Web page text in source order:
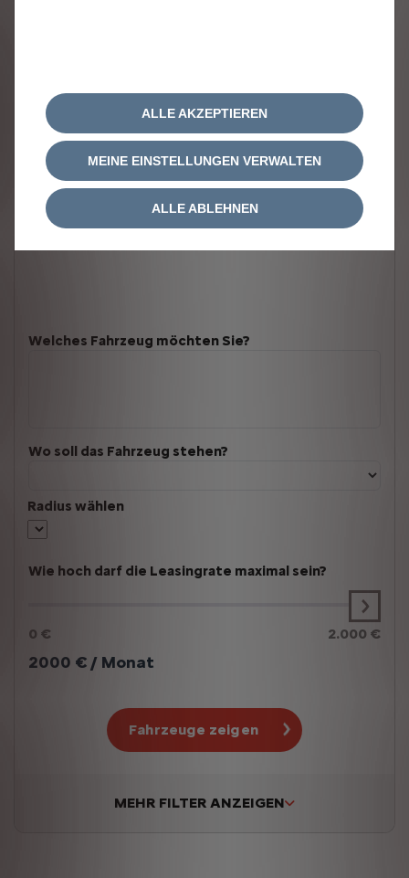
Welches Fahrzeug möchten Sie?
Wo soll das Fahrzeug stehen?
Radius wählen
Wie hoch darf die Leasingrate maximal sein?
0 € 2.000 €
2000 € / Monat
Fahrzeuge zeigen
MEHR FILTER ANZEIGEN
MEINE EINSTELLUNGEN VERWALTEN
ALLE AKZEPTIEREN
ALLE ABLEHNEN